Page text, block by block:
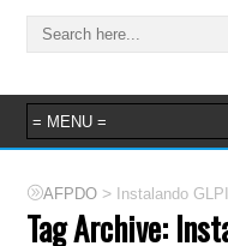
AFPDO > Instalando
Tag Archive: